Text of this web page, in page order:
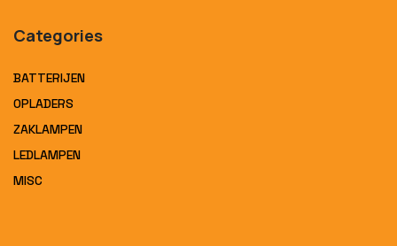
Categories
BATTERIJEN
OPLADERS
ZAKLAMPEN
LEDLAMPEN
MISC